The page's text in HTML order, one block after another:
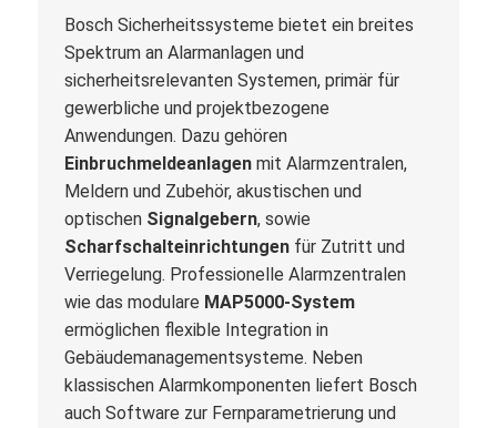
Bosch Sicherheitssysteme bietet ein breites
Spektrum an Alarmanlagen und
sicherheitsrelevanten Systemen, primär für
gewerbliche und projektbezogene
Anwendungen. Dazu gehören
Einbruchmeldeanlagen mit Alarmzentralen,
Meldern und Zubehör, akustischen und
optischen Signalgebern, sowie
Scharfschalteinrichtungen für Zutritt und
Verriegelung. Professionelle Alarmzentralen
wie das modulare MAP5000-System
ermöglichen flexible Integration in
Gebäudemanagementsysteme. Neben
klassischen Alarmkomponenten liefert Bosch
auch Software zur Fernparametrierung und